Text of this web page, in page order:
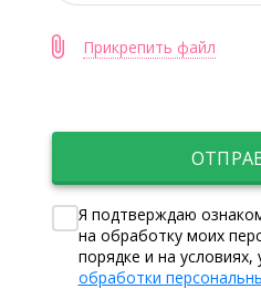
Прикрепить файл
Я подтверждаю
на обработку моих
порядке и на условиях,
обработки